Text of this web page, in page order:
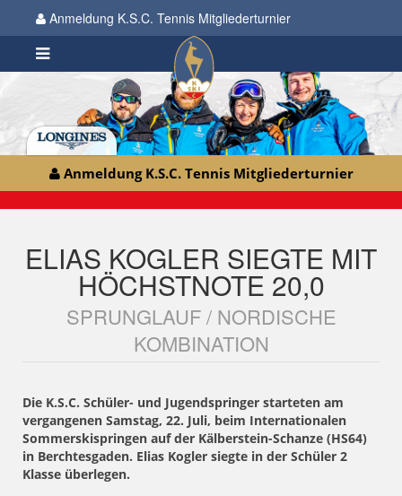
Anmeldung K.S.C. Tennis Mitgliederturnier
Anmeldung K.S.C. Tennis Mitgliederturnier
ELIAS KOGLER SIEGTE MIT
HÖCHSTNOTE 20,0
SPRUNGLAUF / NORDISCHE
KOMBINATION
Die K.S.C. Schüler- und Jugendspringer starteten am
vergangenen Samstag, 22. Juli, beim Internationalen
Sommerskispringen auf der Kälberstein-Schanze (HS64)
in Berchtesgaden. Elias Kogler siegte in der Schüler 2
Klasse überlegen.